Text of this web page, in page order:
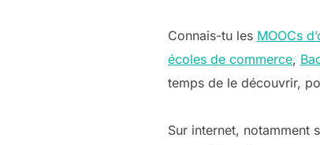
Connais-tu les MOOCs
écoles de commerce,
temps de le découvrir,
Sur internet, notamment